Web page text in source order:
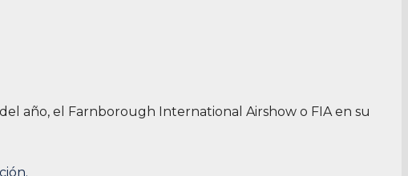
año, el Farnborough International Airshow o FIA en su